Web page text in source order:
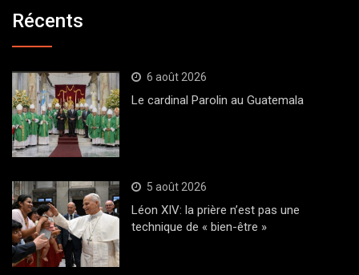
Récents
6 août 2026
Le cardinal Parolin au Guatemala
5 août 2026
Léon XIV: la prière n’est pas une
technique de « bien-être »